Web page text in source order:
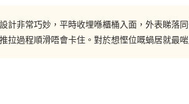
可以按照用餐人數的多少而選擇放多少塊枱面
計非常巧妙，平時收埋喺櫃桶入面，外表睇落
拉過程順滑唔會卡住。對於想慳位嘅蝸居就最